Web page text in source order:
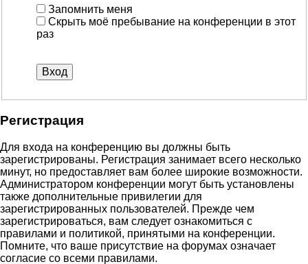
Запомнить меня
Скрыть моё пребывание на конференции в этот
раз
Регистрация
Для входа на конференцию вы должны быть
зарегистрированы. Регистрация занимает всего несколько
минут, но предоставляет вам более широкие возможности.
Администратором конференции могут быть установлены
также дополнительные привилегии для
зарегистрированных пользователей. Прежде чем
зарегистрироваться, вам следует ознакомиться с
правилами и политикой, принятыми на конференции.
Помните, что ваше присутствие на форумах означает
согласие со всеми правилами.